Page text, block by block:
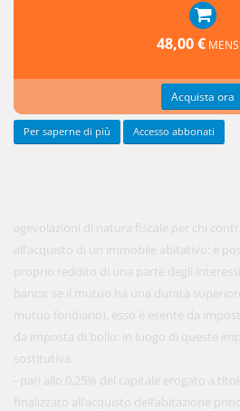
agevolazioni di natura fiscale per chi
all’acquisto di un immobile abitativo: è
proprio reddito di una parte degli
banca; se il mutuo ha una durata
mutuo fondiario), esso è esente da
da imposta di bollo: in luogo di queste
sostitutiva:
- pari allo 0,25% del capitale erogato a
finalizzato all’acquisto dell’abitazione
48,00 €
Acquista ora
Per saperne di più Accesso abbonati